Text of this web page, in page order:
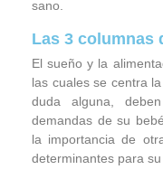
sano.
Las 3 columnas
El sueño y la
las cuales se centra
duda alguna,
demandas de su
la importancia de
determinantes para